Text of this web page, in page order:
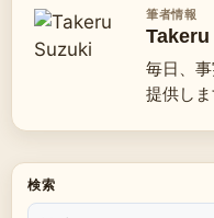
筆者情報
毎日、
提供しま
検索